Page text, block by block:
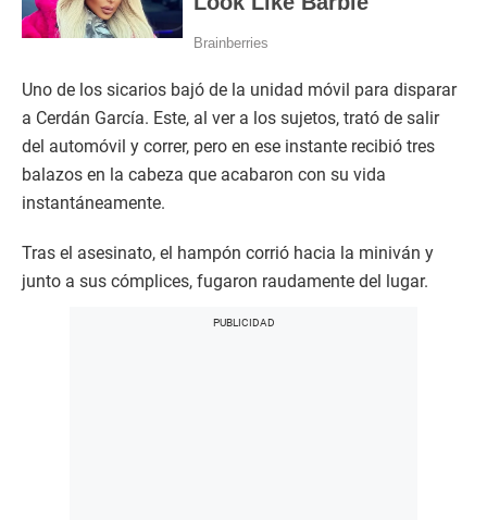
Uno de los sicarios bajó de la unidad móvil para disparar
a Cerdán García. Este, al ver a los sujetos, trató de salir
del automóvil y correr, pero en ese instante recibió tres
balazos en la cabeza que acabaron con su vida
instantáneamente.
Tras el asesinato, el hampón corrió hacia la miniván y
junto a sus cómplices, fugaron raudamente del lugar.